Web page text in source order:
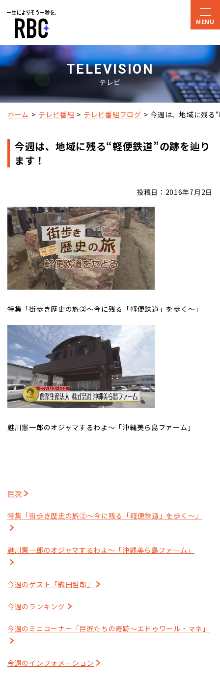
TELEVISION
テレビ
ホーム テレビ番組 テレビ番組ブログ 今週は、地域に残る
今週は、地域に残る“軽便鉄道”の跡を辿り
ます！
投稿日：2016年7月2日
特集「街歩き歴史の旅②～今に残る「軽便鉄道」を歩く～」
魅川憲一郎のオジャマするわよ～「沖縄美ら島ファーム」
目次
特集「街歩き歴史の旅②～今に残る「軽便鉄道」を歩く～」
魅川憲一郎のオジャマするわよ～「沖縄美ら島ファーム」
今週のゲスト「織田哲郎」
今週のランキング
今週のミニコーナー「巨匠たちの奇跡～エドゥワール・マネ」
今週のインフォメーション